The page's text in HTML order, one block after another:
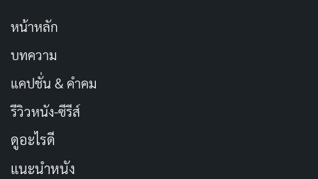
หน้าหลัก
บทความ
แคปชั่น & คำคม
รีวิวหนัง-ซีรีส์
ดูอะไรดี
แนะนำหนัง